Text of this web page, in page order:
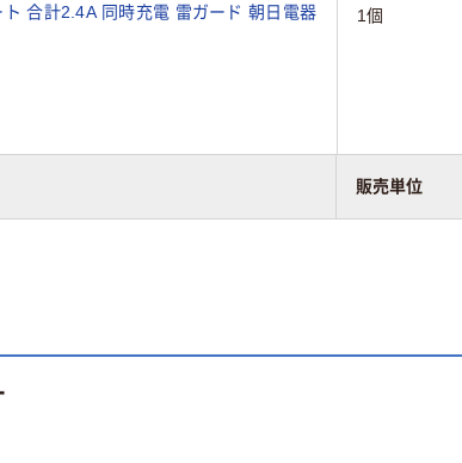
販売単位
合計2.4A 同時充電 雷ガード 朝日電器
1個